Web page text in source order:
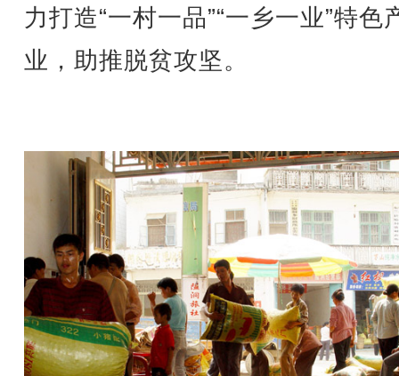
力打造“一村一品”“一乡一业”特色
业，助推脱贫攻坚。